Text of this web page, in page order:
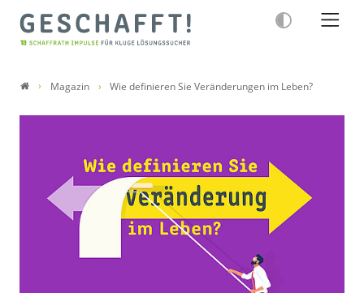
Magazin Wie definieren Sie Veränderungen im Leben?